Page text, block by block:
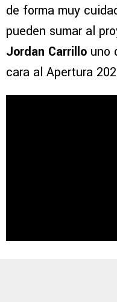
de forma muy
pueden sumar al
Jordan Carrillo uno
cara al Apertura